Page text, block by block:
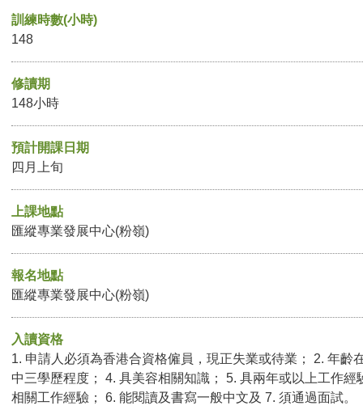
訓練時數(小時)
148
修讀期
148小時
預計開課日期
四月上旬
上課地點
匯縱專業發展中心(粉嶺)
報名地點
匯縱專業發展中心(粉嶺)
入讀資格
1. 申請人必須為香港合資格僱員，現正失業或待業； 2. 年齡
中三學歷程度； 4. 具美容相關知識； 5. 具兩年或以上工作經
相關工作經驗； 6. 能閱讀及書寫一般中文及 7. 須通過面試。